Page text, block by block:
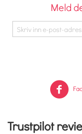
Meld
Trustpilot